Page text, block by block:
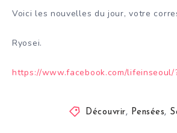
Voici les nouvelles du jour, votre
Ryosei.
https://www.facebook.com/lifeinseoul/
Découvrir, Pensées,